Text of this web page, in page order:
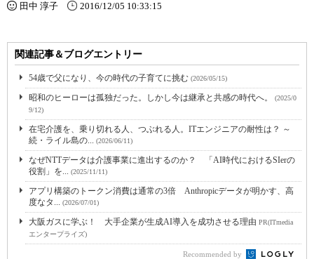
田中 淳子 2016/12/05 10:33:15
関連記事＆ブログエントリー
54歳で父になり、今の時代の子育てに挑む (2026/05/15)
昭和のヒーローは孤独だった。しかし今は継承と共感の時代へ。
(2025/0
9/12)
在宅介護を、乗り切れる人、つぶれる人。ITエンジニアの耐性は？ ～
続・ライル島の... (2026/06/11)
なぜNTTデータは介護事業に進出するのか？ 「AI時代におけるSIerの
役割」を... (2025/11/11)
アプリ構築のトークン消費は通常の3倍 Anthropicデータが明かす、高
度なタ... (2026/07/01)
大阪ガスに学ぶ！ 大手企業が生成AI導入を成功させる理由 PR(ITmedia
エンタープライズ)
Recommended by